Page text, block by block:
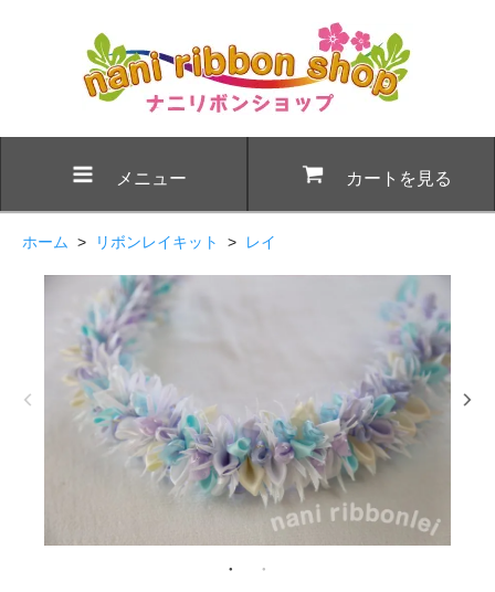
メニュー カートを見る
ホーム > リボンレイキット > レイ